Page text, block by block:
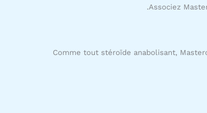
Associez
Comme tout stéroïde anabolisant,